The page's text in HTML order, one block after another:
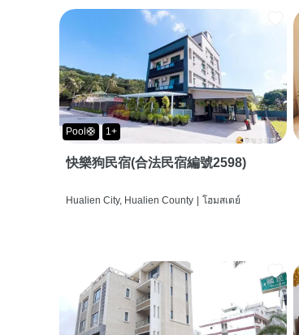
Pool🛟 1+
快樂狗民宿(合法民宿編號2598)
Hualien City, Hualien County | โฮมสเตย์